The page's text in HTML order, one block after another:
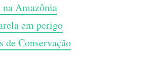
Amazônia
em perigo
de Conservação